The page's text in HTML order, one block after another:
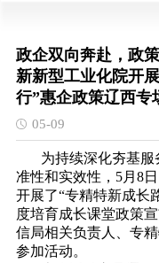
政企双向奔赴，政
新新型工业化院开
行”惠企政策辽西专
05-09
为持续深化夯基
准性和实效性，5月8
开展了“专精特新成长
度培育成长课堂政策
信局相关负责人、专
参加活动。